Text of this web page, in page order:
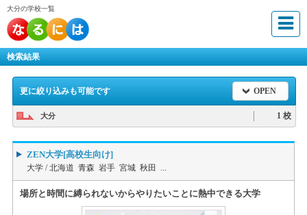
大分の学校一覧
検索結果
更に絞り込みも可能です OPEN
大分 1 校
ZEN大学[高校生向け]
大学 /北海道 青森 岩手 宮城 秋田 ...
場所と時間に縛られないからやりたいことに熱中できる大学